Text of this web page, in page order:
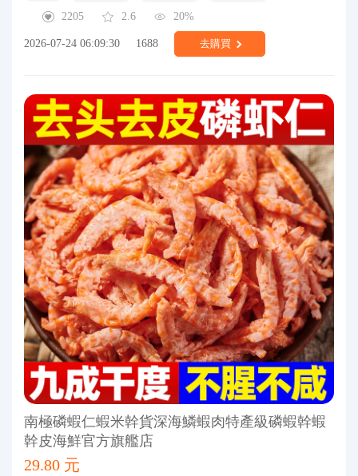
2205
2.6 20%
2026-07-24 06:09:30 1688 去購買
南極磷蝦仁蝦米幹貨深海鱗蝦肉特產級磷蝦幹蝦
幹皮海鮮官方旗艦店
29.80 元